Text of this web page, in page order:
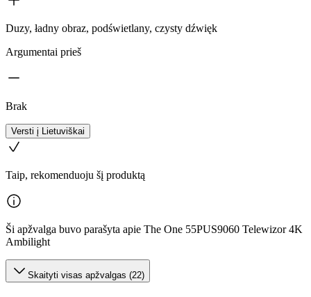
Duzy, ładny obraz, podświetlany, czysty dźwięk
Argumentai prieš
Brak
Versti į Lietuviškai
Taip, rekomenduoju šį produktą
Ši apžvalga buvo parašyta apie The One 55PUS9060 Telewizor 4K
Ambilight
Skaityti visas apžvalgas (22)